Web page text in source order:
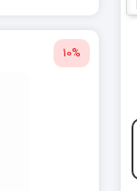
10%